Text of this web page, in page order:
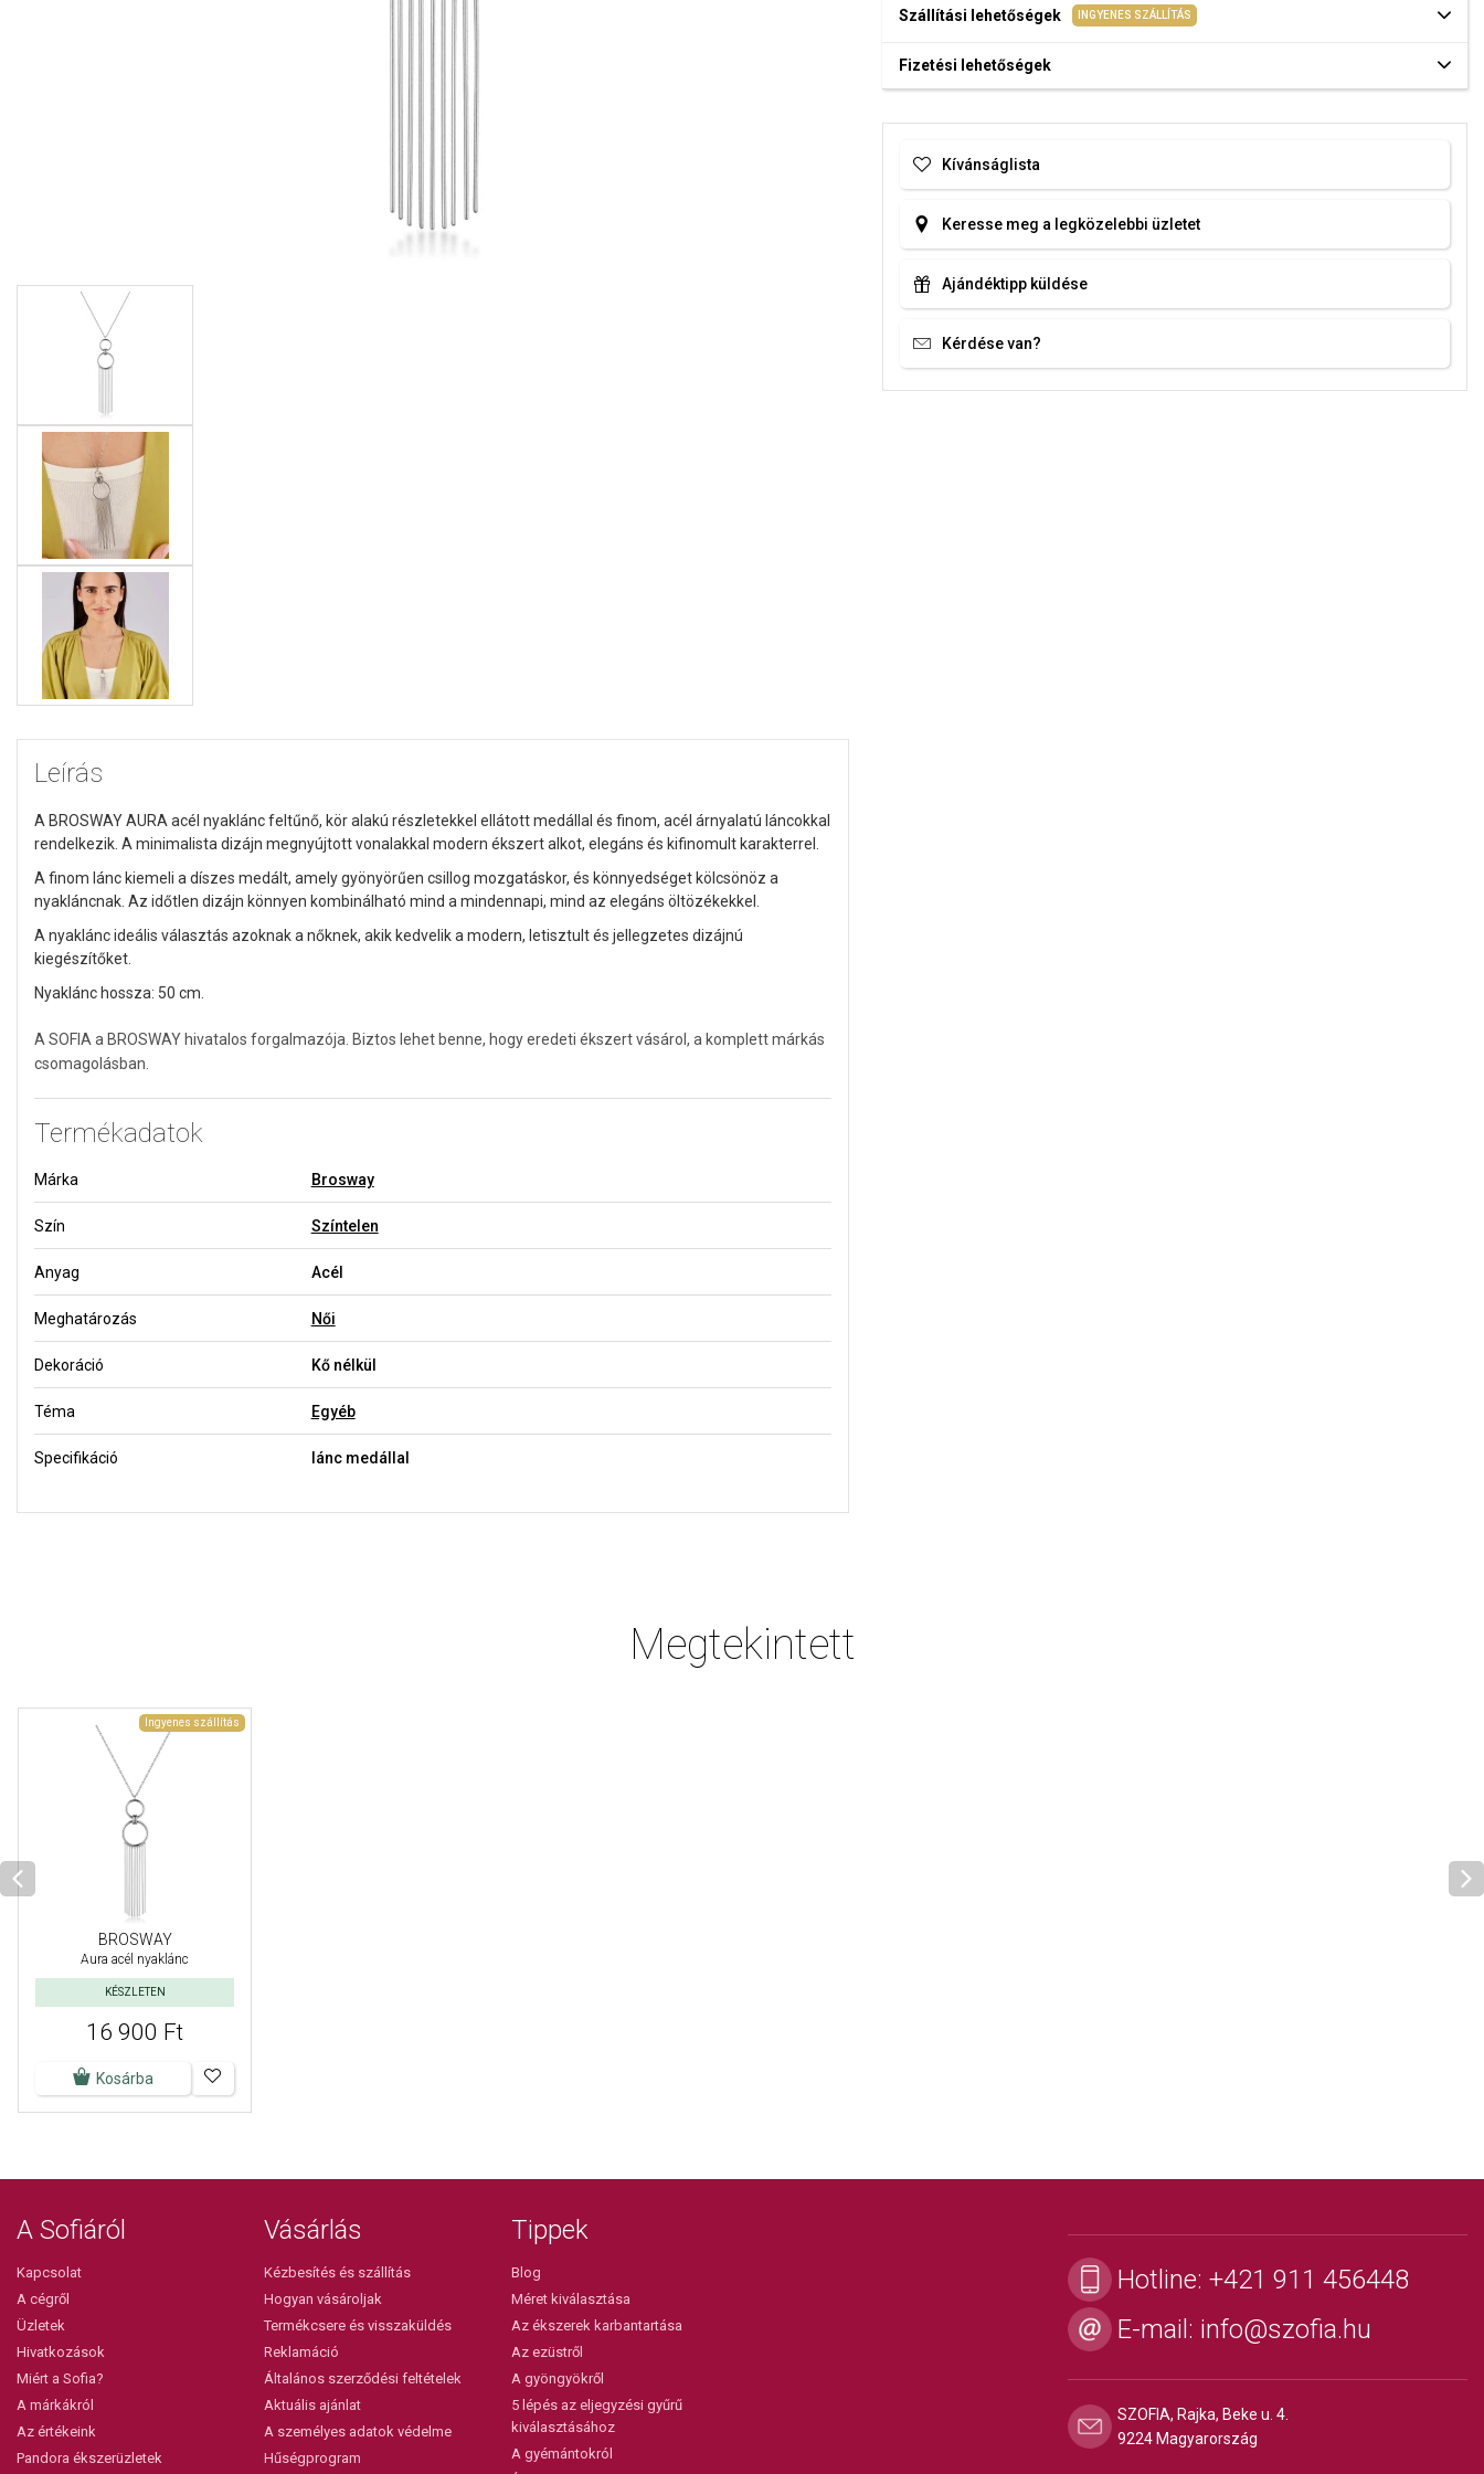
Leírás
A BROSWAY AURA acél nyaklánc feltűnő, kör alakú részletekkel ellátott medállal és finom, acél árnyalatú láncokkal
rendelkezik. A minimalista dizájn megnyújtott vonalakkal modern ékszert alkot, elegáns és kifinomult karakterrel.
A finom lánc kiemeli a díszes medált, amely gyönyörűen csillog mozgatáskor, és könnyedséget kölcsönöz a
nyakláncnak. Az időtlen dizájn könnyen kombinálható mind a mindennapi, mind az elegáns öltözékekkel.
A nyaklánc ideális választás azoknak a nőknek, akik kedvelik a modern, letisztult és jellegzetes dizájnú
kiegészítőket.
Nyaklánc hossza: 50 cm.
A SOFIA a BROSWAY hivatalos forgalmazója. Biztos lehet benne, hogy eredeti ékszert vásárol, a komplett márkás
csomagolásban.
Termékadatok
Márka Brosway
Szín Színtelen
Anyag Acél
Meghatározás Női
Dekoráció Kő nélkül
Téma Egyéb
Specifikáció lánc medállal
Szállítási lehetőségek INGYENES SZÁLLÍTÁS
Fizetési lehetőségek
Kívánságlista
Keresse meg a legközelebbi üzletet
Ajándéktipp küldése
Kérdése van?
Megtekintett
Ingyenes szállítás
BROSWAY
Aura acél nyaklánc
KÉSZLETEN
16 900 Ft
Kosárba
A Sofiáról
Kapcsolat
A cégről
Üzletek
Hivatkozások
Miért a Sofia?
A márkákról
Az értékeink
Pandora ékszerüzletek
Vásárlás
Kézbesítés és szállítás
Hogyan vásároljak
Termékcsere és visszaküldés
Reklamáció
Általános szerződési feltételek
Aktuális ajánlat
A személyes adatok védelme
Hűségprogram
Tippek
Blog
Méret kiválasztása
Az ékszerek karbantartása
Az ezüstről
A gyöngyökről
5 lépés az eljegyzési gyűrű
kiválasztásához
A gyémántokról
Hotline: +421 911 456448
E-mail: info@szofia.hu
SZOFIA, Rajka, Beke u. 4.
9224 Magyarország